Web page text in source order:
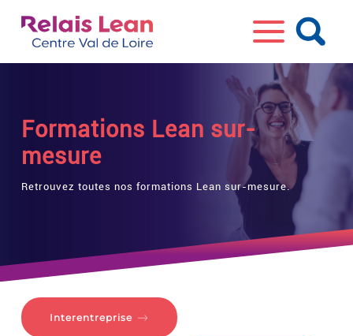
Formations Lean sur-
mesure
Retrouvez toutes nos formations Lean sur-mesure.
Interentreprise